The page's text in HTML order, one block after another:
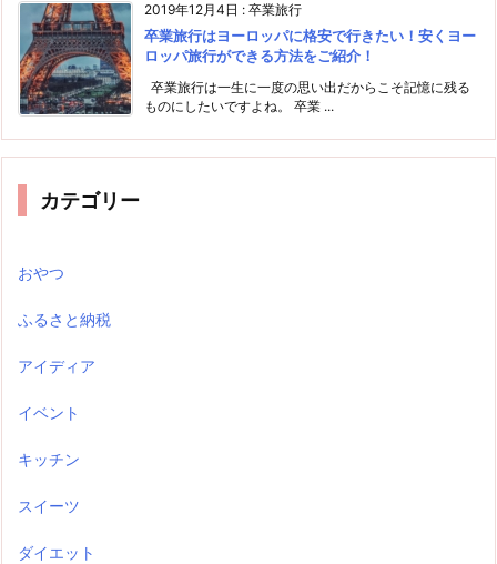
2019年12月4日 : 卒業旅行
卒業旅行はヨーロッパに格安で行きたい！安くヨー
ロッパ旅行ができる方法をご紹介！
卒業旅行は一生に一度の思い出だからこそ記憶に残る
ものにしたいですよね。 卒業 ...
カテゴリー
おやつ
ふるさと納税
アイディア
イベント
キッチン
スイーツ
ダイエット